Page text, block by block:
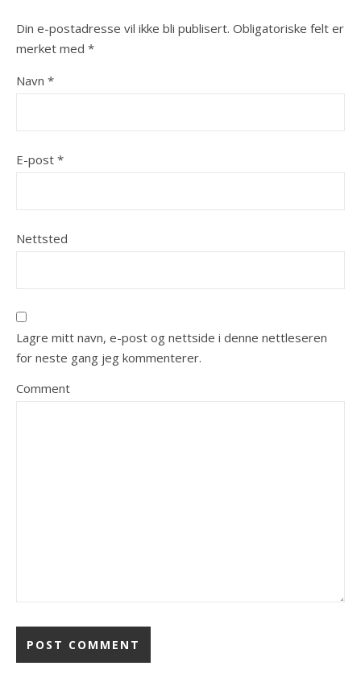
Din e-postadresse vil ikke bli publisert. Obligatoriske felt er
merket med *
Navn *
E-post *
Nettsted
Lagre mitt navn, e-post og nettside i denne nettleseren
for neste gang jeg kommenterer.
Comment